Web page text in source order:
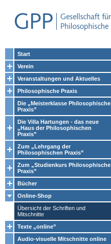
Start
Verein
Veranstaltungen und Aktuelles
Philosophische Praxis
Die „Meisterklasse Philosophische
Praxis”
Die Villa Hartungen - das neue
„Haus der Philosophischen
Praxis”
Zum „Lehrgang der
Philosophischen Praxis”
Zum „Studienkurs Philosophische
Praxis”
Bücher
Online-Shop
Übersicht der Schriften und
Mitschnitte
Texte „online”
Audio-visuelle Mitschnitte online